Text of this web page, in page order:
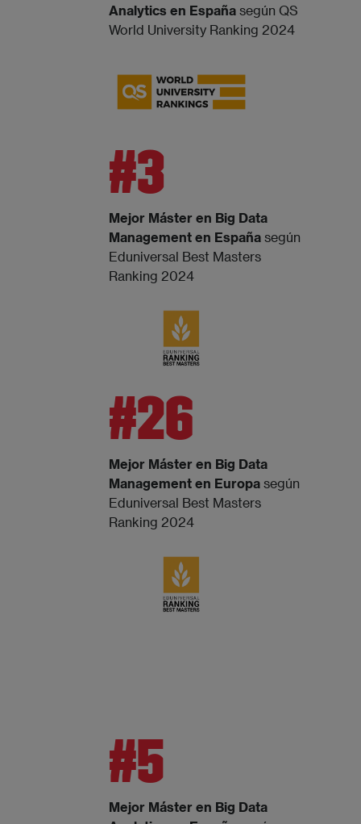
Analytics en España según QS
World University Ranking 2024
#3
Mejor Máster en Big Data
Management en España según
Eduniversal Best Masters
Ranking 2024
#26
Mejor Máster en Big Data
Management en Europa según
Eduniversal Best Masters
Ranking 2024
#5
Mejor Máster en Big Data